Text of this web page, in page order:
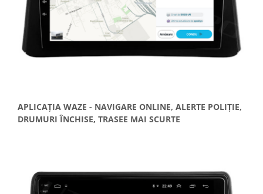
APLICAȚIA WAZE - NAVIGARE ONLINE, ALERTE POLIȚIE,
DRUMURI ÎNCHISE, TRASEE MAI SCURTE